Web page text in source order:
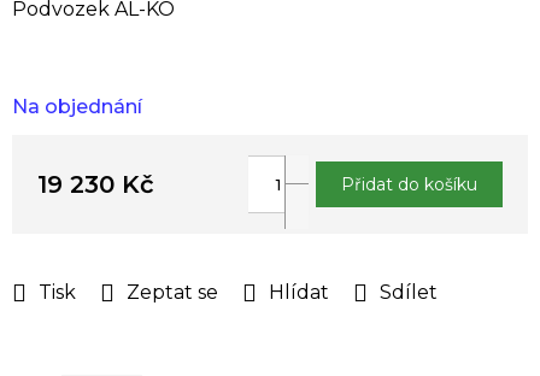
Na objednání
Podvozek AL-KO
Tisk Zeptat se Hlídat Sdílet
19 230 Kč Přidat do košíku